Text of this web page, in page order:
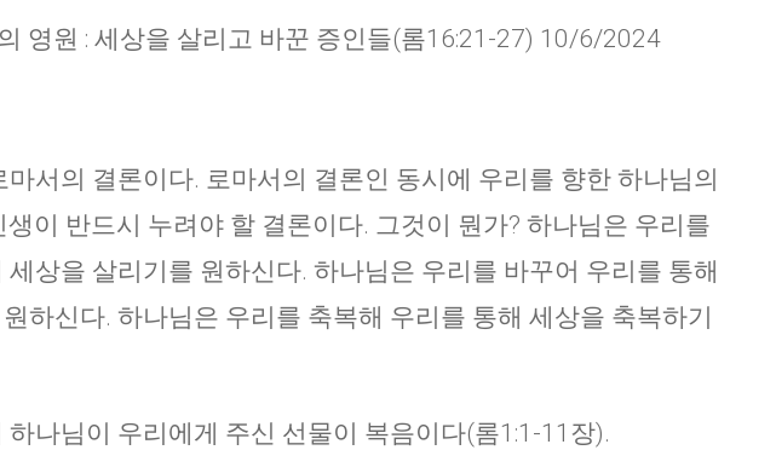
영원 : 세상을 살리고 바꾼 증인들(롬16:21-27) 10/6/2024
마서의 결론이다. 로마서의 결론인 동시에 우리를 향한 하나님의
생이 반드시 누려야 할 결론이다. 그것이 뭔가? 하나님은 우리를
세상을 살리기를 원하신다. 하나님은 우리를 바꾸어 우리를 통해
하신다. 하나님은 우리를 축복해 우리를 통해 세상을 축복하기
하나님이 우리에게 주신 선물이 복음이다(롬1:1-11장).